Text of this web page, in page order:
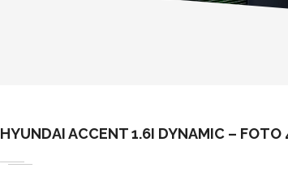
HYUNDAI ACCENT 1.6I DYNAMIC – FOTO